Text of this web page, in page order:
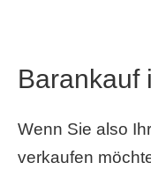
Barankauf
Wenn Sie also
verkaufen